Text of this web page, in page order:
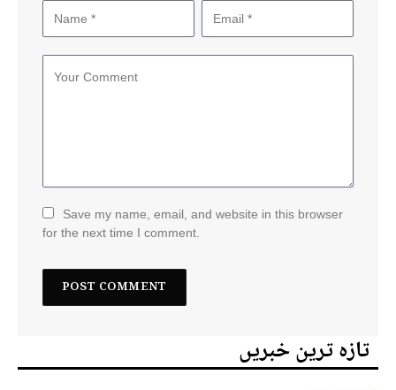
Save my name, email, and website in this browser
for the next time I comment.
تازہ ترین خبریں